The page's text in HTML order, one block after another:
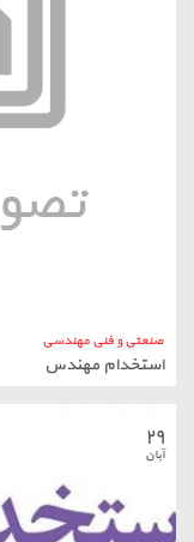
صنعتی و فنی مهندسی
استخدام مهندس
۲۹
آبان